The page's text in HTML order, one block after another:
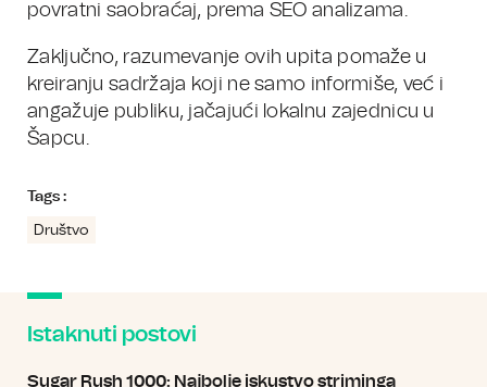
povratni saobraćaj, prema SEO analizama.
Zaključno, razumevanje ovih upita pomaže u
kreiranju sadržaja koji ne samo informiše, već i
angažuje publiku, jačajući lokalnu zajednicu u
Šapcu.
Tags :
Društvo
Istaknuti postovi
Sugar Rush 1000: Najbolje iskustvo striminga